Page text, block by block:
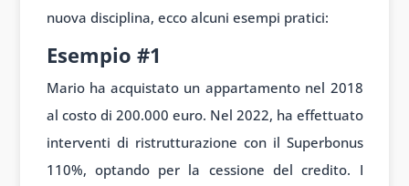
nuova disciplina, ecco alcuni esempi pratici:
Esempio #1
Mario ha acquistato un appartamento nel 2018
al costo di 200.000 euro. Nel 2022, ha effettuato
interventi di ristrutturazione con il Superbonus
110%, optando per la cessione del credito. I